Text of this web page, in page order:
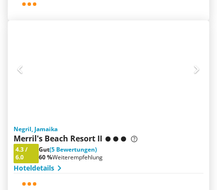
Negril, Jamaika
Merril's Beach Resort II
4.3/
6.0
Gut(5 Bewertungen)
60 %Weiterempfehlung
Hoteldetails